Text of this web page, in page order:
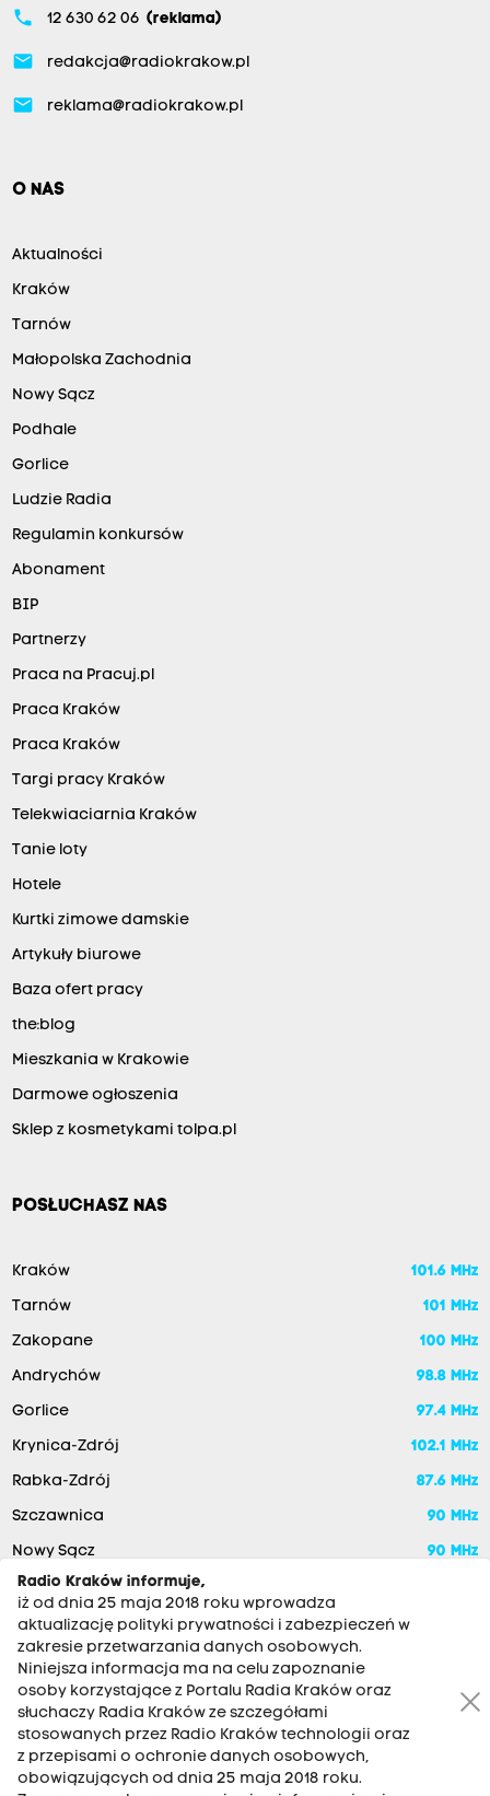
phone 12 630 62 06 (reklama)
email redakcja@radiokrakow.pl
email reklama@radiokrakow.pl
O NAS
Aktualności
Kraków
Tarnów
Małopolska Zachodnia
Nowy Sącz
Podhale
Gorlice
Ludzie Radia
Regulamin konkursów
Abonament
BIP
Partnerzy
Praca na Pracuj.pl
Praca Kraków
Praca Kraków
Targi pracy Kraków
Telekwiaciarnia Kraków
Tanie loty
Hotele
Kurtki zimowe damskie
Artykuły biurowe
Baza ofert pracy
the:blog
Mieszkania w Krakowie
Darmowe ogłoszenia
Sklep z kosmetykami tolpa.pl
POSŁUCHASZ NAS
Kraków 101.6 MHz
Tarnów 101 MHz
Zakopane 100 MHz
Andrychów 98.8 MHz
Gorlice 97.4 MHz
Krynica-Zdrój 102.1 MHz
Rabka-Zdrój 87.6 MHz
Szczawnica 90 MHz
Nowy Sącz 90 MHz
RADIO KRAKÓW SA. Aleja Juliusza Słowackiego 22, 30-007
Kraków
Radio Kraków informuje,
iż od dnia 25 maja 2018 roku wprowadza
aktualizację polityki prywatności i zabezpieczeń w
zakresie przetwarzania danych osobowych.
Niniejsza informacja ma na celu zapoznanie
osoby korzystające z Portalu Radia Kraków oraz
słuchaczy Radia Kraków ze szczegółami
stosowanych przez Radio Kraków technologii oraz
z przepisami o ochronie danych osobowych,
obowiązujących od dnia 25 maja 2018 roku.